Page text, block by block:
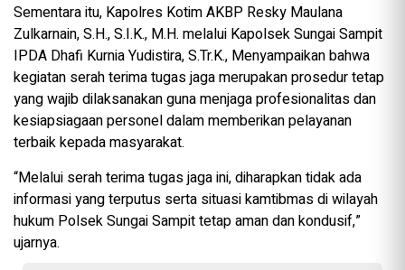
Sementara itu, Kapolres Kotim AKBP Resky Maulana
Zulkarnain, S.H., S.I.K., M.H. melalui Kapolsek Sungai Sampit
IPDA Dhafi Kurnia Yudistira, S.Tr.K., Menyampaikan bahwa
kegiatan serah terima tugas jaga merupakan prosedur tetap
yang wajib dilaksanakan guna menjaga profesionalitas dan
kesiapsiagaan personel dalam memberikan pelayanan
terbaik kepada masyarakat.
“Melalui serah terima tugas jaga ini, diharapkan tidak ada
informasi yang terputus serta situasi kamtibmas di wilayah
hukum Polsek Sungai Sampit tetap aman dan kondusif,”
ujarnya.